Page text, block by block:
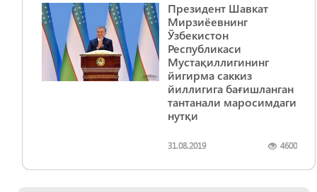
Президент Шавкат
Мирзиёевнинг
Ўзбекистон
Республикаси
Мустақиллигининг
йигирма саккиз
йиллигига бағишланган
тантанали маросимдаги
нутқи
31.08.2019 4600